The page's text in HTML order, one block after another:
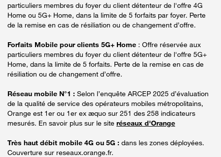
particuliers membres du foyer du client détenteur de l'offre 4G
Home ou 5G+ Home, dans la limite de 5 forfaits par foyer. Perte
de la remise en cas de résiliation ou de changement d’offre.
Forfaits Mobile pour clients 5G+ Home : Offre réservée aux
particuliers membres du foyer du client détenteur de l'offre 5G+
Home, dans la limite de 5 forfaits. Perte de la remise en cas de
résiliation ou de changement d’offre.
Réseau mobile N°1 : Selon l’enquête ARCEP 2025 d’évaluation
de la qualité de service des opérateurs mobiles métropolitains,
Orange est 1er ou 1er ex æquo sur 251 des 258 indicateurs
mesurés. En savoir plus sur le site réseaux d'Orange
Très haut débit mobile 4G ou 5G : dans les zones déployées.
Couverture sur reseaux.orange.fr.